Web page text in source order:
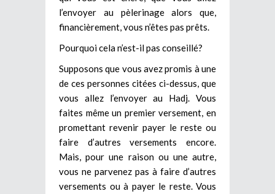
l’envoyer au pèlerinage alors que,
financièrement, vous n’êtes pas prêts.
Pourquoi cela n’est-il pas conseillé?
Supposons que vous avez promis à une
de ces personnes citées ci-dessus, que
vous allez l’envoyer au Hadj. Vous
faites même un premier versement, en
promettant revenir payer le reste ou
faire d’autres versements encore.
Mais, pour une raison ou une autre,
vous ne parvenez pas à faire d’autres
versements ou à payer le reste. Vous